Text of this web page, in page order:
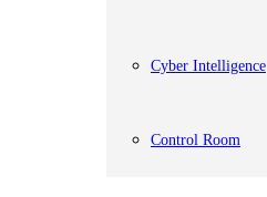
Cyber Intelligence
Control Room